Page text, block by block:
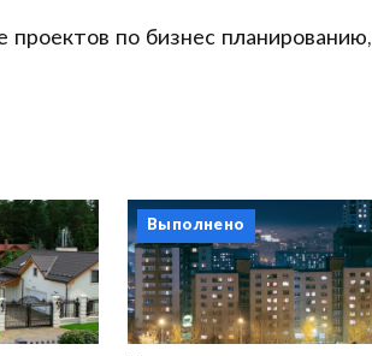
по бизнес планированию,
Выполнено